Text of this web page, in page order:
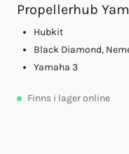
Propellerhub
Hubkit
Black Diamond,
Yamaha 3
Finns i lager online